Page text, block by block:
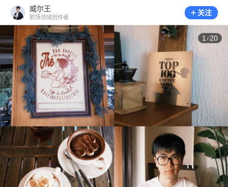
威尔王
职场领域创作者
关注
1 / 20